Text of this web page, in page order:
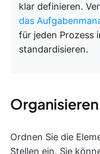
klar definieren.
das
für jeden Prozess
standardisieren.
Organisieren
Ordnen Sie die
Stellen ein. Sie